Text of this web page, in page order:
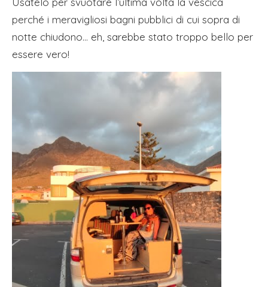
perché i meravigliosi bagni pubblici di cui sopra di
notte chiudono… eh, sarebbe stato troppo bello per
essere vero!